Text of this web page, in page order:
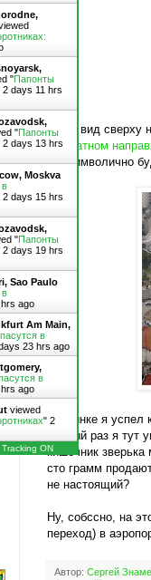
А вот вид сверху
в обратном
тж, символично
На рынке я успел
первый раз я тут
кишечник зверька
сто грамм
не настоящий?
Ну, собссно, на
переход) в
Автор: Сергей
"Папонты
2 days 11 hrs
"Папонты
2 days 13 hrs
Moskva
в
2 days 15 hrs
"Папонты
2 days 19 hrs
Sao Paulo
в
ago
Am Main,
в
23 hrs ago
в
ago
viewed
" 2
Tracking ON